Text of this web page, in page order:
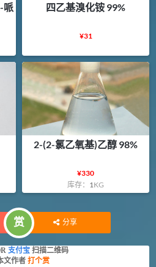
哌
四乙基溴化铵 99%
¥31
2-(2-氯乙氧基)乙醇 98%
¥330
库存： 1KG
赏 分享
支付宝 扫描二维码
文作者 打个赏